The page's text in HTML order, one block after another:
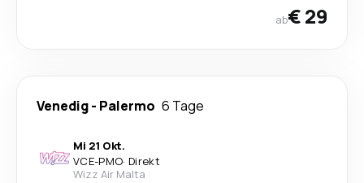
ab€ 29
Venedig- Palermo 6 Tage
Mi 21 Okt.
VCE-PMO· Direkt
Wizz Air Malta